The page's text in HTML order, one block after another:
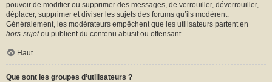
pouvoir de modifier ou supprimer des messages, de verrouiller, déverrouiller,
déplacer, supprimer et diviser les sujets des forums qu’ils modèrent.
Généralement, les modérateurs empêchent que les utilisateurs partent en
hors-sujetou publient du contenu abusif ou offensant.
Haut
Que sont les groupes d’utilisateurs ?